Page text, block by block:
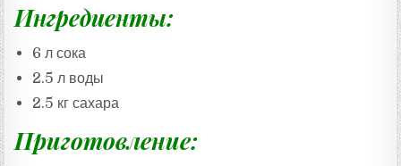
Ингредиенты:
6 л сока
2.5 л воды
2.5 кг сахара
Приготовление: